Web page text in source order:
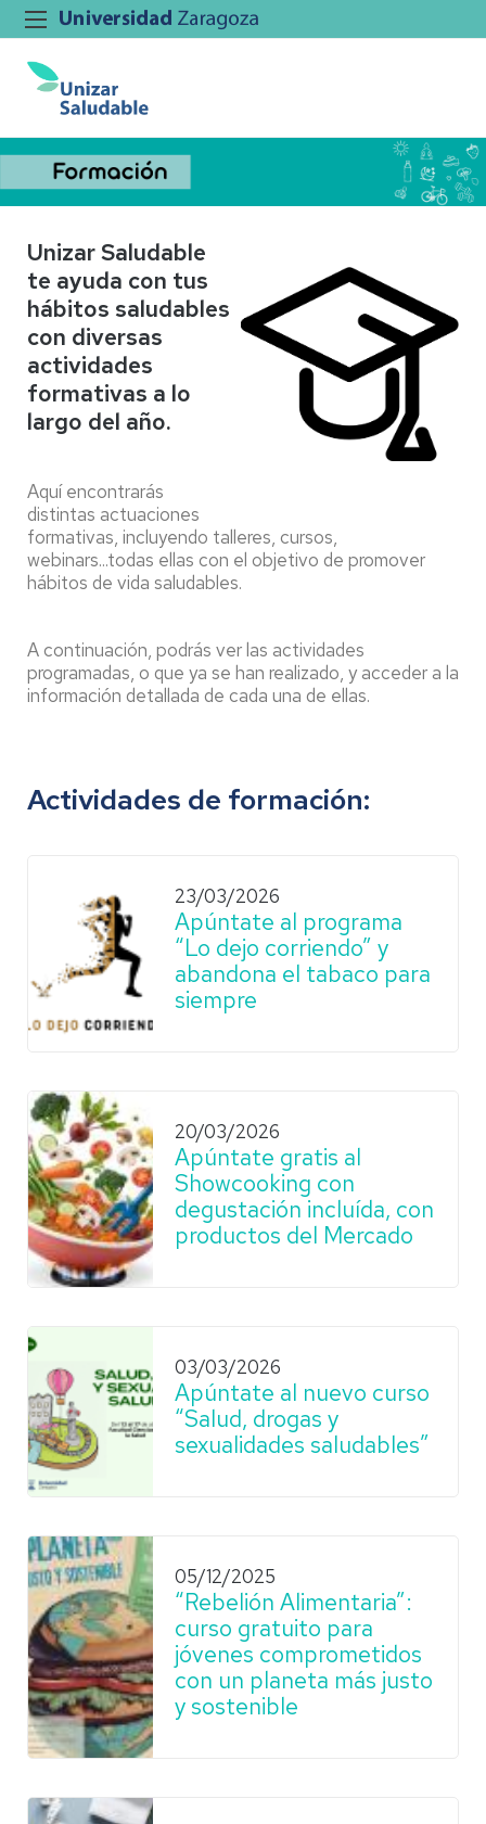
Unizar Saludable
te ayuda con tus
hábitos saludables
con diversas
actividades
formativas a lo
largo del año.
Aquí encontrarás
distintas actuaciones
formativas, incluyendo talleres, cursos,
webinars...todas ellas con el objetivo de promover
hábitos de vida saludables.
A continuación, podrás ver las actividades
programadas, o que ya se han realizado, y acceder a la
información detallada de cada una de ellas.
Actividades de formación:
23/03/2026
Apúntate al programa
“Lo dejo corriendo” y
abandona el tabaco para
siempre
20/03/2026
Apúntate gratis al
Showcooking con
degustación incluída, con
productos del Mercado
03/03/2026
Apúntate al nuevo curso
“Salud, drogas y
sexualidades saludables”
05/12/2025
“Rebelión Alimentaria”:
curso gratuito para
jóvenes comprometidos
con un planeta más justo
y sostenible